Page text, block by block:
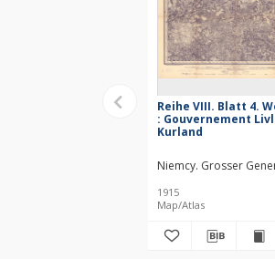
Reihe VIII. Blatt 4.
: Gouvernement
Kurland
Niemcy. Grosser
1915
Map/Atlas